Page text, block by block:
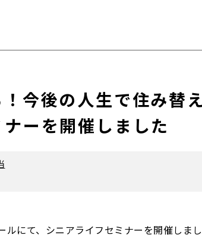
今後の人生で住み替
ーを開催しました
にて、シニアライフセミナーを開催しまし